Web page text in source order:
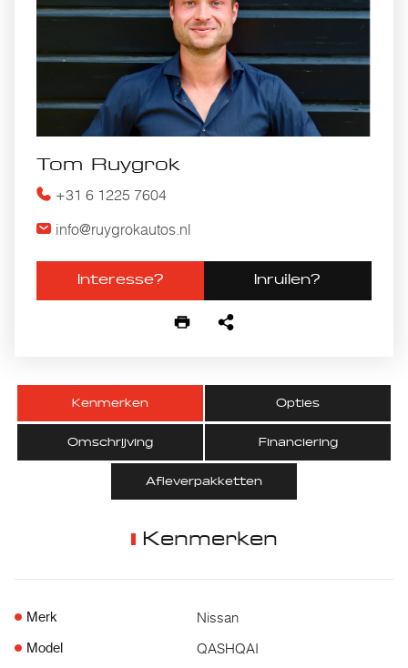
Tom Ruygrok
+31 6 1225 7604
info@ruygrokautos.nl
Interesse? Inruilen?
Kenmerken Opties
Omschrijving Financiering
Afleverpakketten
Kenmerken
Merk Nissan
Model QASHQAI